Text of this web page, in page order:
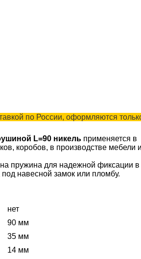
по России, оформляются
L=90 никель применяется в
коробов, в производстве мебели и
пружина для надежной фиксации в
навесной замок или пломбу.
нет
90 мм
35 мм
14 мм